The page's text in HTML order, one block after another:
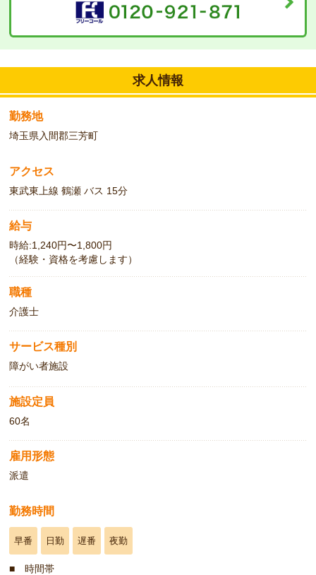
求人情報
勤務地
埼玉県入間郡三芳町
アクセス
東武東上線 鶴瀬 バス 15分
給与
時給:1,240円〜1,800円
（経験・資格を考慮します）
職種
介護士
サービス種別
障がい者施設
施設定員
60名
雇用形態
派遣
勤務時間
早番 日勤 遅番 夜勤
■ 時間帯